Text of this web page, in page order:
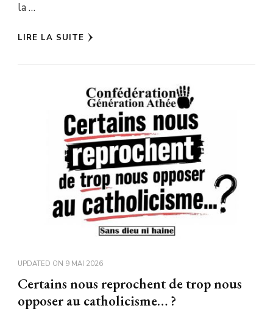
la …
LIRE LA SUITE
UPDATED ON 9 MAI 2026
Certains nous reprochent de trop nous
opposer au catholicisme… ?